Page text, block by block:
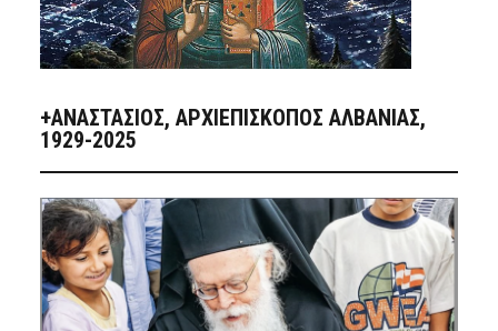
+ΑΝΑΣΤΆΣΙΟΣ, ΑΡΧΙΕΠΊΣΚΟΠΟΣ ΑΛΒΑΝΊΑΣ,
1929-2025